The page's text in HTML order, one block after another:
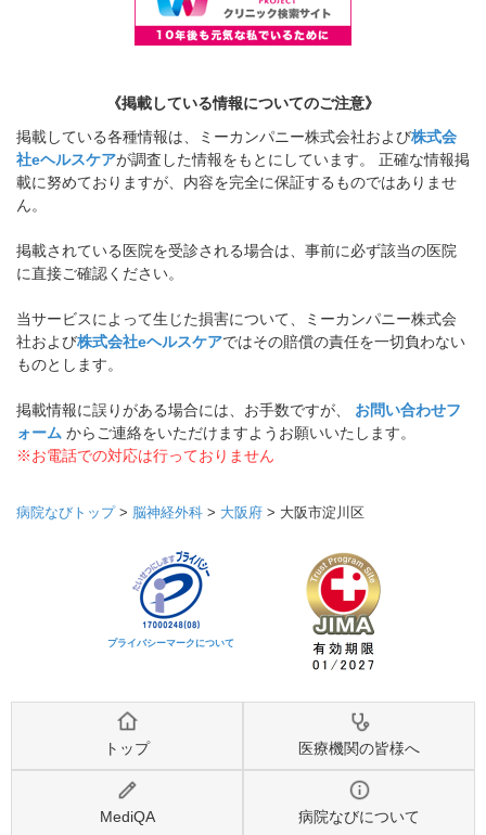
《掲載している情報についてのご注意》
掲載している各種情報は、ミーカンパニー株式会社および株式会
社eヘルスケアが調査した情報をもとにしています。 正確な情報掲
載に努めておりますが、内容を完全に保証するものではありませ
ん。
掲載されている医院を受診される場合は、事前に必ず該当の医院
に直接ご確認ください。
当サービスによって生じた損害について、ミーカンパニー株式会
社および株式会社eヘルスケアではその賠償の責任を一切負わない
ものとします。
掲載情報に誤りがある場合には、お手数ですが、 お問い合わせフ
ォーム からご連絡をいただけますようお願いいたします。
※お電話での対応は行っておりません
病院なびトップ> 脳神経外科 > 大阪府 > 大阪市淀川区
プライバシーマークについて
トップ 医療機関の皆様へ
MediQA 病院なびについて